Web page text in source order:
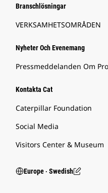
Branschlösningar
VERKSAMHETSOMRÅDEN
Nyheter Och Evenemang
Pressmeddelanden Om
Kontakta Cat
Caterpillar Foundation
Social Media
Visitors Center & Museum
Europe ‧ Swedish